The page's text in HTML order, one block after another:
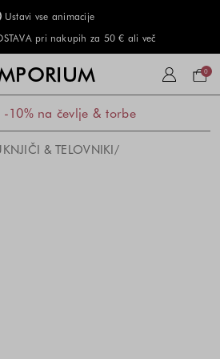
Ustavi vse animacije
pri nakupih za 50 € ali več
0
10% na čevlje & torbe
& TELOVNIKI